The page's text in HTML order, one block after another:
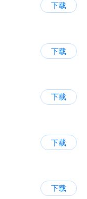
下载
下载
下载
下载
下载